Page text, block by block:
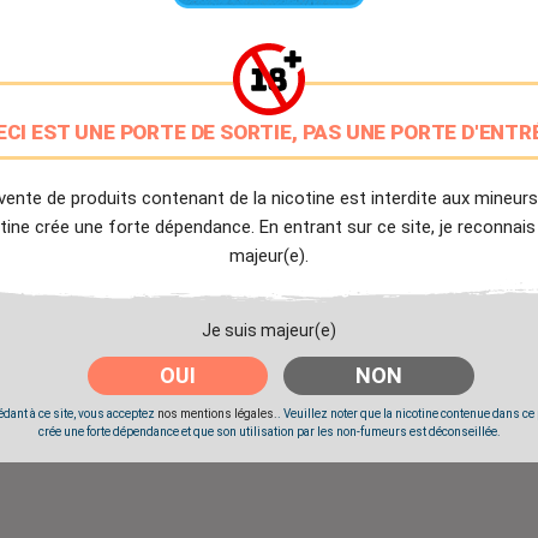
EST UNE PORTE DE SORTIE, PAS UNE PORTE
de produits contenant de la nicotine est interdite aux
crée une forte dépendance. En entrant sur ce site, je
majeur(e).
Je suis majeur(e)
OUI NON
à ce site, vous acceptez nos mentions légales.
. Veuillez noter que la nicotine contenue dans
crée une forte dépendance et que son utilisation par les non-fumeurs est déconseillée.
Avis client de Ciga.fr
Livraison Offerte
Expédition Immédiate
Commande passée avant 14h
Partager
Livré à partir du Mercredi 12 Août 2026.